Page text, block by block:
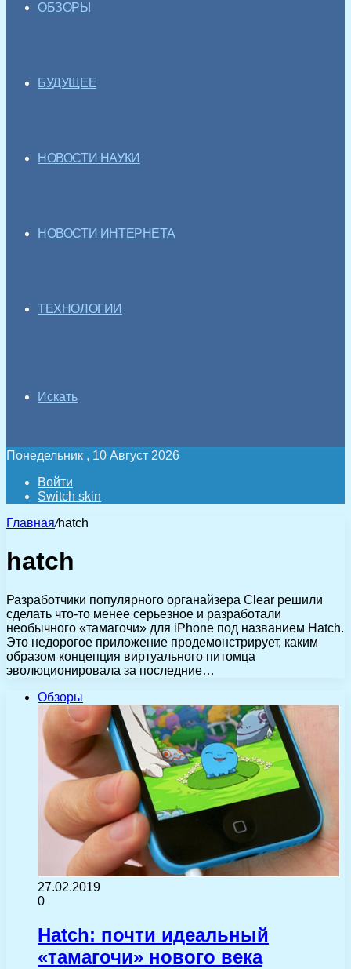
ОБЗОРЫ
БУДУЩЕЕ
НОВОСТИ НАУКИ
НОВОСТИ ИНТЕРНЕТА
ТЕХНОЛОГИИ
Искать
Понедельник , 10 Август 2026
Войти
Switch skin
Главная/hatch
hatch
Разработчики популярного органайзера Clear решили
сделать что-то менее серьезное и разработали
необычного «тамагочи» для iPhone под названием Hatch.
Это недорогое приложение продемонстрирует, каким
образом концепция виртуального питомца
эволюционировала за последние…
Обзоры
27.02.2019
0
Hatch: почти идеальный
«тамагочи» нового века